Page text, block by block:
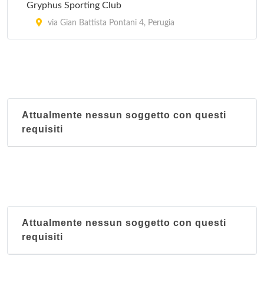
strada dei Loggi 7, Perugia - Localita' Ponte San
Giovanni
Gryphus Sporting Club
via Gian Battista Pontani 4, Perugia
Attualmente nessun soggetto con questi
requisiti
Attualmente nessun soggetto con questi
requisiti